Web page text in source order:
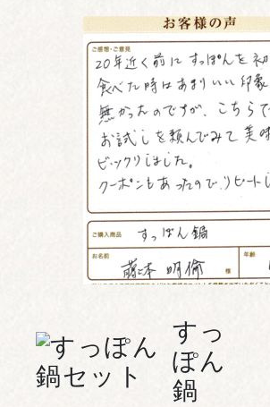
すっ
ぽん
鍋